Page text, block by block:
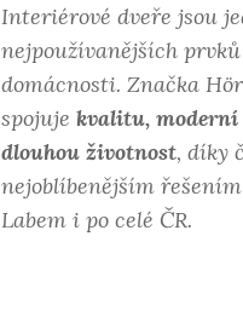
Interiérové dveře jsou
nejpoužívanějších prvků
domácnosti. Značka
spojuje kvalitu, moderní
dlouhou životnost, díky
nejoblíbenějším
Labem i po celé ČR.